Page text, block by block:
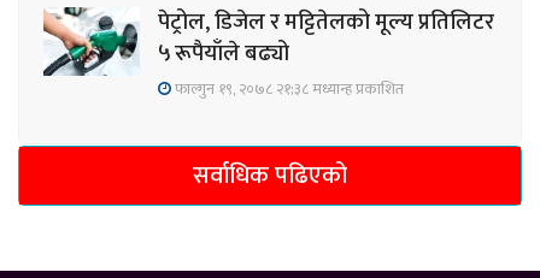
पेट्रोल, डिजेल र मट्टितेलको मूल्य प्रतिलिटर
५ रूपैयाँले बढ्यो
फाल्गुन १९, २०७८ २१;३८ मध्यान्ह प्रकाशित
सर्वाधिक पढिएको